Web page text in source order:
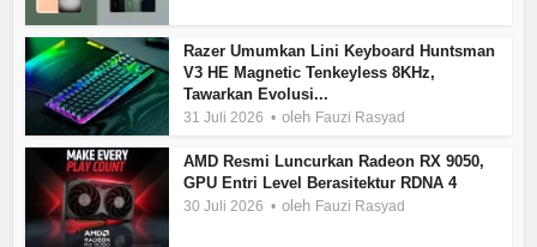
Razer Umumkan Lini Keyboard Huntsman
V3 HE Magnetic Tenkeyless 8KHz,
Tawarkan Evolusi...
31 Juli 2026 oleh Fauzi Rasyad
AMD Resmi Luncurkan Radeon RX 9050,
GPU Entri Level Berasitektur RDNA 4
30 Juli 2026 oleh Fauzi Rasyad